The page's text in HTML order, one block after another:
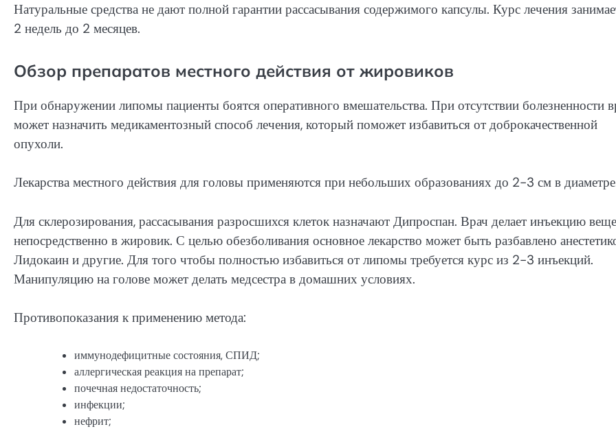
Натуральные средства не дают полной гарантии рассасывания содержимого капсулы. Курс лечения
2 недель до 2 месяцев.
Обзор препаратов местного действия от жировиков
При обнаружении липомы пациенты боятся оперативного вмешательства. При отсутствии болезненности
может назначить медикаментозный способ лечения, который поможет избавиться от доброкачественной
опухоли.
Лекарства местного действия для головы применяются при небольших образованиях до 2-3 см в
Для склерозирования, рассасывания разросшихся клеток назначают Дипроспан. Врач делает инъекцию
непосредственно в жировик. С целью обезболивания основное лекарство может быть разбавлено
Лидокаин и другие. Для того чтобы полностью избавиться от липомы требуется курс из 2-3 инъекций.
Манипуляцию на голове может делать медсестра в домашних условиях.
Противопоказания к применению метода:
иммунодефицитные состояния, СПИД;
аллергическая реакция на препарат;
почечная недостаточность;
инфекции;
нефрит;